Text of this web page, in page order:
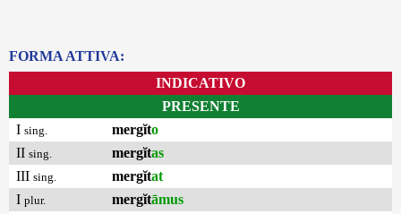
FORMA ATTIVA:
INDICATIVO
PRESENTE
I sing. mergĭto
II sing. mergĭtas
III sing. mergĭtat
I plur. mergĭtāmus